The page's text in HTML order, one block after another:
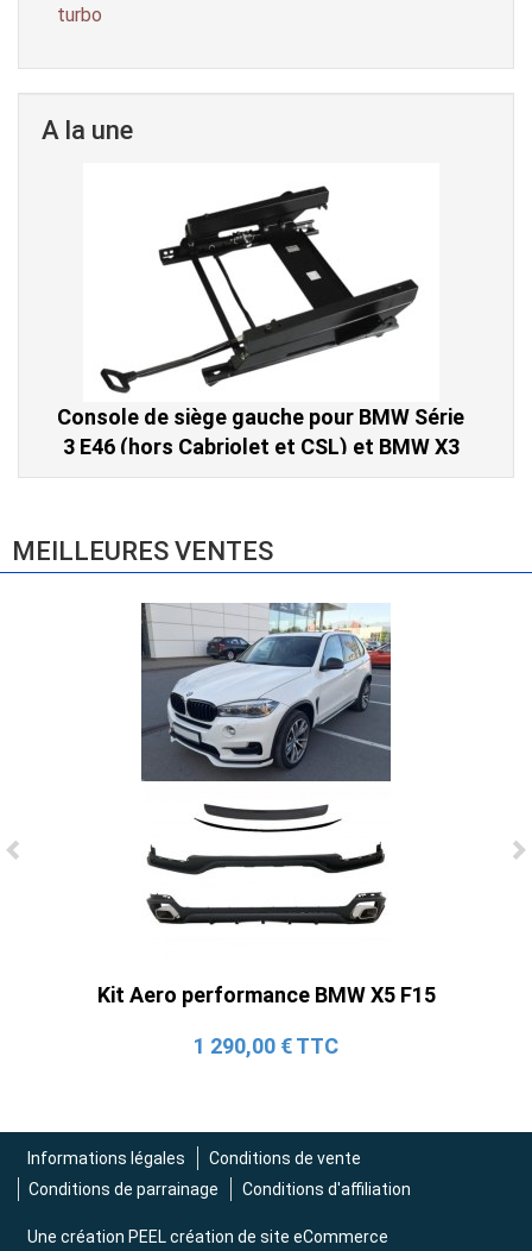
turbo
A la une
Ligne Cat-Back Active 4 Sorties avec
Tube en H pour Ford Mustang GT & V6
2 690,00 € TTC
Console de siège gauche pour BMW Série
3 E46 (hors Cabriolet et CSL) et BMW X3
E83 (2004-2010)
MEILLEURES VENTES
Kit Aero performance BMW X5 F15
1 290,00 € TTC
Informations légales
Conditions de vente
Conditions de parrainage
Conditions d'affiliation
Une création PEEL création de site eCommerce